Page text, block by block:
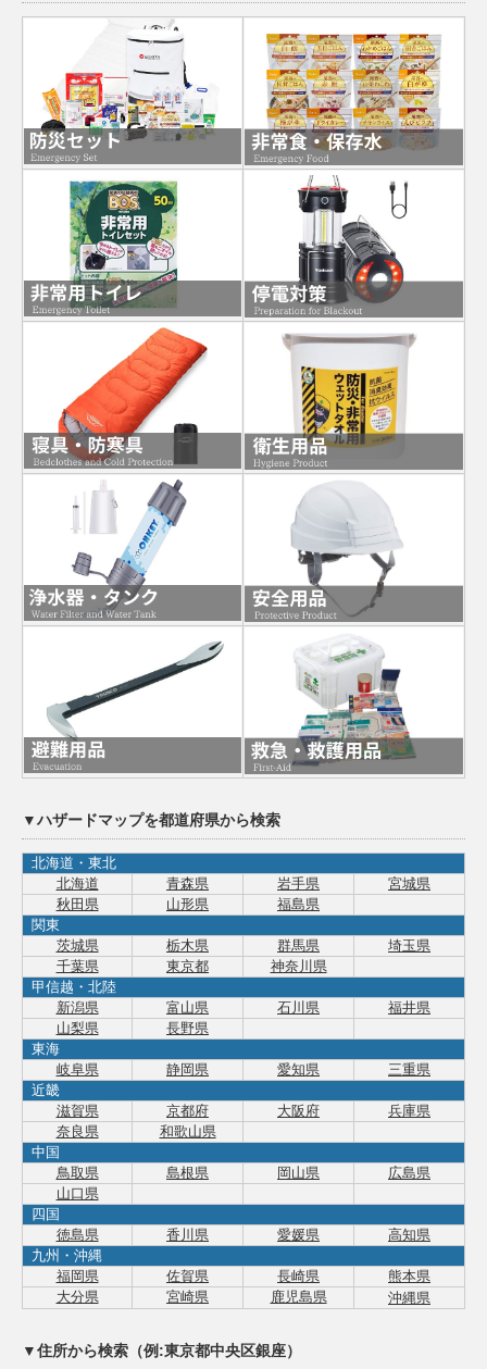
▼ハザードマップを都道府県から検索
北海道・東北
北海道
青森県 岩手県
宮城県
秋田県
山形県
福島県
関東
茨城県
栃木県 群馬県
埼玉県
千葉県
東京都
神奈川県
甲信越・北陸
新潟県
富山県 石川県
福井県
山梨県
長野県
東海
岐阜県
静岡県 愛知県
三重県
近畿
滋賀県
京都府 大阪府
兵庫県
奈良県
和歌山県
中国
鳥取県
島根県 岡山県
広島県
山口県
四国
徳島県
香川県 愛媛県
高知県
九州・沖縄
福岡県
佐賀県 長崎県
熊本県
大分県
宮崎県 鹿児島県 沖縄県
▼住所から検索（例:東京都中央区銀座）